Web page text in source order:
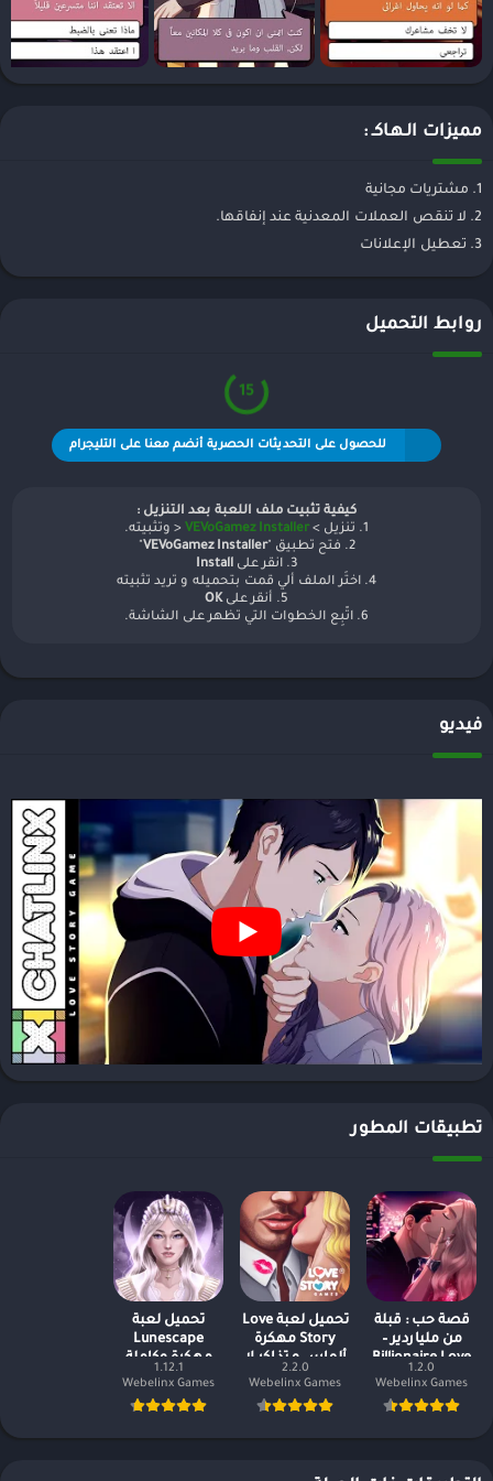
مميزات الـهـاكـ :
1. مشتريات مجانية
2. لا تنقص العملات المعدنية عند إنفاقها.
3. تعطيل الإعلانات
روابط التحميل
15
للحصول على التحديثات الحصرية أنضم معنا على التليجرام
كيفية تثبيت ملف اللعبة بعد التنزيل :
1. تنزيل >
VEVoGamez Installer < وتثبيته.
2. فتح تطبيق "
VEVoGamez Installer
"
3. انقر على
Install
4. اختَر الملف ألي قمت بتحميله و تريد تثبيته
5. أنقر على
OK
6. اتّبِع الخطوات التي تظهر على الشاشة.
فيديو
تطبيقات المطور
قصة حب : قبلة
من ملياردير –
Billionaire Love
Story
1.2.0
Webelinx Games
تحميل لعبة Love
Story مهكرة
ألماس و تذاكر لا
نهاية
2.2.0
Webelinx Games
تحميل لعبة
Lunescape
مهكرة وكاملة
2024
1.12.1
Webelinx Games